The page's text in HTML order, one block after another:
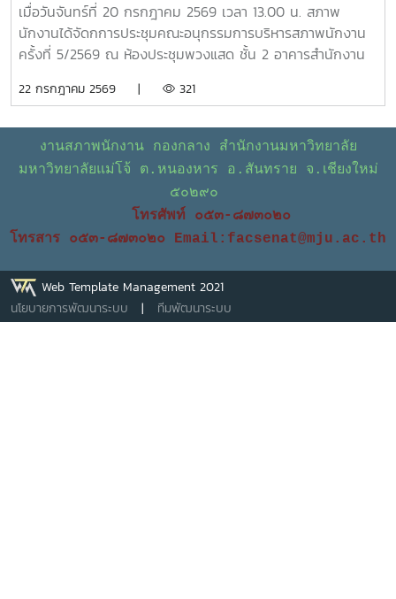
เมื่อวันจันทร์ที่ 20 กรกฎาคม 2569 เวลา 13.00 น. สภาพ
นักงานได้จัดกการประชุมคณะอนุกรรมการบริหารสภาพนักงาน
ครั้งที่ 5/2569 ณ ห้องประชุมพวงแสด ชั้น 2 อาคารสำนักงาน
จริยธรรมของบุคลากรมหาวิทยาลัย ประจำปี 2569 ณ
ข้อบังคับ และระเบียบของมหาวิทยาลัย ข้อเสนอแนะ เรื่อง ปัญหา
รถไฟฟ้าไม่เพียงพอต่อการให้บริการ ข้อเสนอแนะ เรื่อง ปัญหา
ของกองทุนเงินชดเชย การปรับฐานเงินเดือนของบุคลากร
มหาวิทยาลัย กรณีศึกษาเบี้ยประกันชีวิต
22 กรกฎาคม 2569 | 321
งานสภาพนักงาน กองกลาง สำนักงานมหาวิทยาลัย
มหาวิทยาลัยแม่โจ้ ต.หนองหาร อ.สันทราย จ.เชียงใหม่
๕๐๒๙๐
โทรศัพท์ ๐๕๓-๘๗๓๐๒๐
โทรสาร ๐๕๓-๘๗๓๐๒๐ Email:facsenat@mju.ac.th
Web Template Management 2021
นโยบายการพัฒนาระบบ | ทีมพัฒนาระบบ